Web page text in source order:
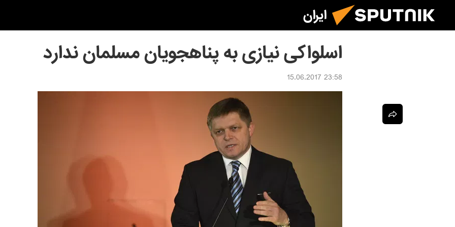
ایران
اسلواکی نیازی به پناهجویان مسلمان ندارد
23:58 15.06.2017